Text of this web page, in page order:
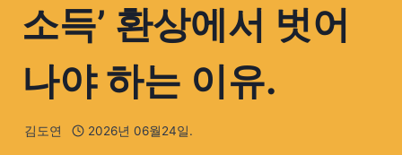
소득’ 환상에서 벗어
나야 하는 이유.
김도연 2026년 06월24일.